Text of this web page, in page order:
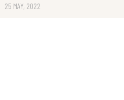
25 MAY, 2022